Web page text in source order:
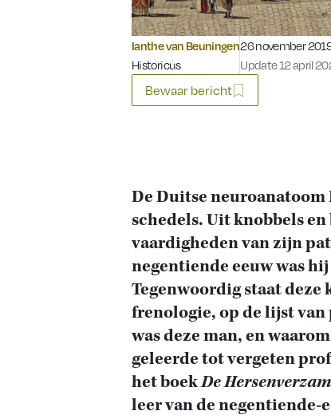
Ianthe van Beuningen
Historicus
Gepubliceerd op:
26 november
Update 12 april
Bewaar bericht
De Duitse neuroanatoom
schedels. Uit knobbels
vaardigheden van zijn
negentiende eeuw was
Tegenwoordig staat
frenologie, op de lijst
was deze man, en
geleerde tot vergeten
het boekDe
leer van de negentiende-